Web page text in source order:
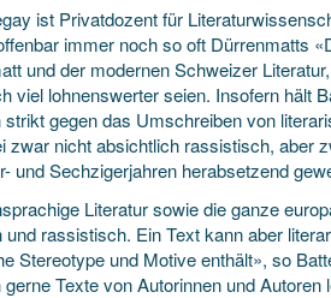
ist Privatdozent für
immer noch so oft Dürrenmatts
und der modernen Schweizer
viel lohnenswerter seien. Insofern hält
strikt gegen das Umschreiben von
zwar nicht absichtlich rassistisch, aber
und Sechzigerjahren herabsetzend
Literatur sowie die ganze
rassistisch. Ein Text kann aber
Stereotype und Motive enthält», so
Texte von Autorinnen und